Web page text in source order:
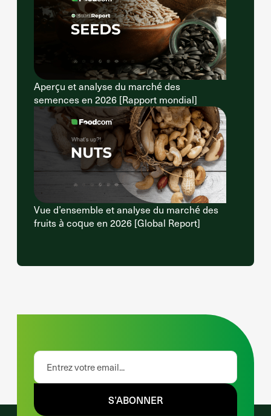
Aperçu et analyse du marché des
semences en 2026 [Rapport mondial]
Vue d’ensemble et analyse du marché des
fruits à coque en 2026 [Global Report]
S’ABONNER